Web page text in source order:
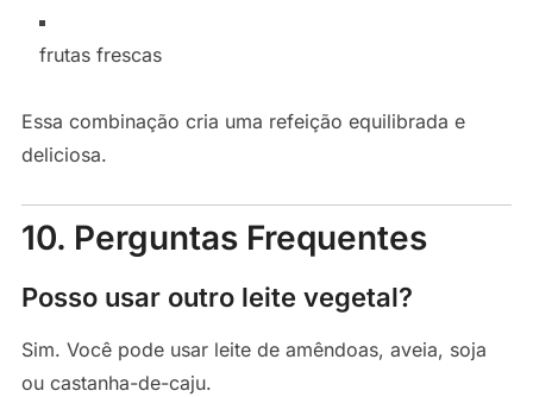
frutas frescas
Essa combinação cria uma refeição equilibrada e
deliciosa.
10. Perguntas Frequentes
Posso usar outro leite vegetal?
Sim. Você pode usar leite de amêndoas, aveia, soja
ou castanha-de-caju.